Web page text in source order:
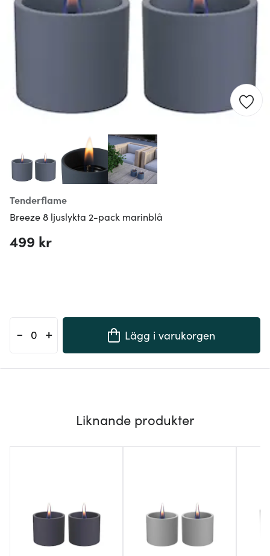
Tenderflame
Breeze 8 ljuslykta 2-pack marinblå
499 kr
- + Lägg i varukorgen
Liknande produkter